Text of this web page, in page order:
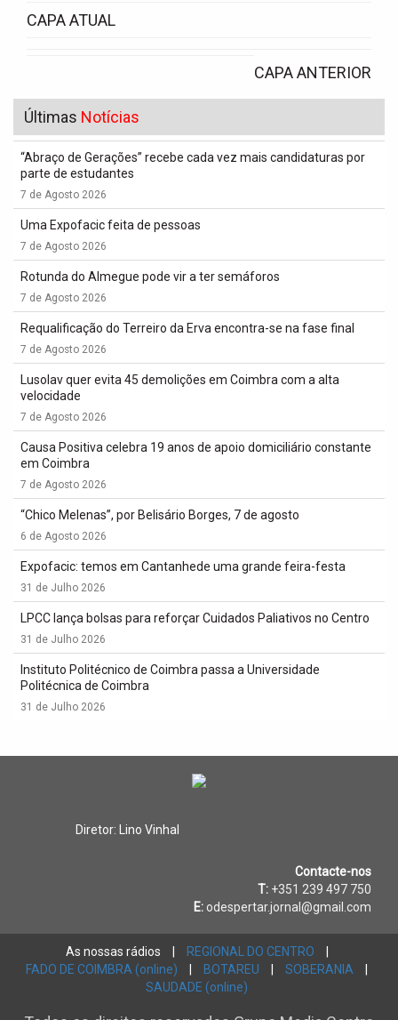
CAPA ATUAL
CAPA ANTERIOR
Últimas Notícias
“Abraço de Gerações” recebe cada vez mais candidaturas por
parte de estudantes
7 de Agosto 2026
Uma Expofacic feita de pessoas
7 de Agosto 2026
Rotunda do Almegue pode vir a ter semáforos
7 de Agosto 2026
Requalificação do Terreiro da Erva encontra-se na fase final
7 de Agosto 2026
Lusolav quer evita 45 demolições em Coimbra com a alta
velocidade
7 de Agosto 2026
Causa Positiva celebra 19 anos de apoio domiciliário constante
em Coimbra
7 de Agosto 2026
“Chico Melenas”, por Belisário Borges, 7 de agosto
6 de Agosto 2026
Expofacic: temos em Cantanhede uma grande feira-festa
31 de Julho 2026
LPCC lança bolsas para reforçar Cuidados Paliativos no Centro
31 de Julho 2026
Instituto Politécnico de Coimbra passa a Universidade
Politécnica de Coimbra
31 de Julho 2026
Diretor: Lino Vinhal
Contacte-nos
T: +351 239 497 750
E: odespertar.jornal@gmail.com
As nossas rádios REGIONAL DO CENTRO
FADO DE COIMBRA (online)
BOTAREU SOBERANIA
SAUDADE (online)